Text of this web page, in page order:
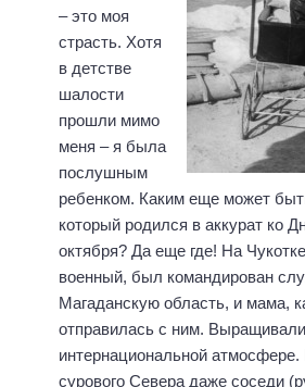
– это моя
страсть. Хотя
в детстве
шалости
прошли мимо
меня – я была
послушным
ребенком. Каким еще может
который родился в аккурат ко
октября? Да еще где! На
военный, был командирован
Магаданскую область, и мама,
отправилась с ним.
интернациональной атмосфере.
сурового Севера даже соседи